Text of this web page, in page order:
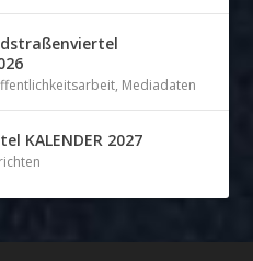
, Mediadaten
KALENDER 2027